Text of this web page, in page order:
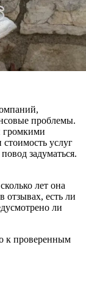
проблемы.
громкими
услуг
задуматься.
лет она
отзывах, есть ли
ли
к проверенным